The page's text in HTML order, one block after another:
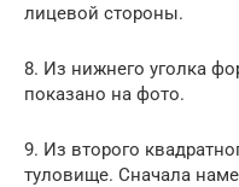
лицевой стороны.
8. Из нижнего уголка
показано на фото.
9. Из второго
туловище. Сначала